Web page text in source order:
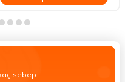
sebep.